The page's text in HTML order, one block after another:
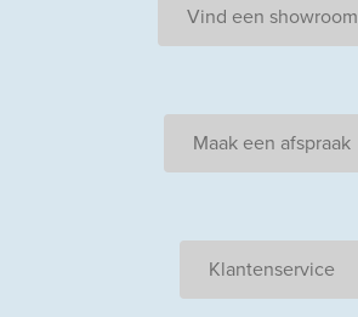
Vind een showroom
Maak een afspraak
Klantenservice